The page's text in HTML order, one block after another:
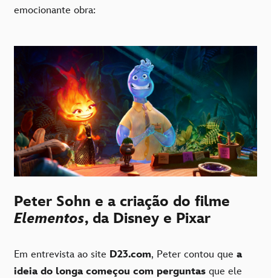
emocionante obra:
Peter Sohn e a criação do filme
Elementos, da Disney e Pixar
Em entrevista ao site D23.com, Peter contou que a
ideia do longa começou com perguntas que ele